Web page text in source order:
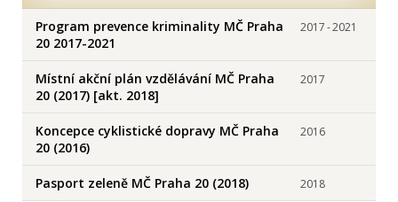
Program prevence kriminality MČ Praha
20 2017-2021
2017-2021
Místní akční plán vzdělávání MČ Praha
20 (2017) [akt. 2018]
2017
Koncepce cyklistické dopravy MČ Praha
20 (2016)
2016
Pasport zeleně MČ Praha 20 (2018) 2018